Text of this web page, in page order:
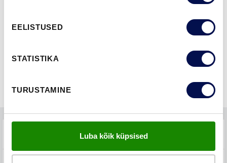
EELISTUSED
STATISTIKA
TURUSTAMINE
Luba kõik küpsised
TEHNILINE KIRJELDUS